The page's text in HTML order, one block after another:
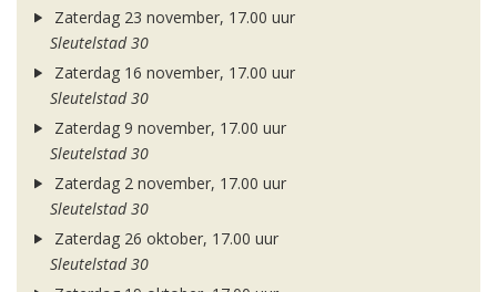
Zaterdag 23 november, 17.00 uur
Sleutelstad 30
Zaterdag 16 november, 17.00 uur
Sleutelstad 30
Zaterdag 9 november, 17.00 uur
Sleutelstad 30
Zaterdag 2 november, 17.00 uur
Sleutelstad 30
Zaterdag 26 oktober, 17.00 uur
Sleutelstad 30